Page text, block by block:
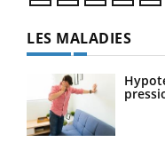
LES MALADIES